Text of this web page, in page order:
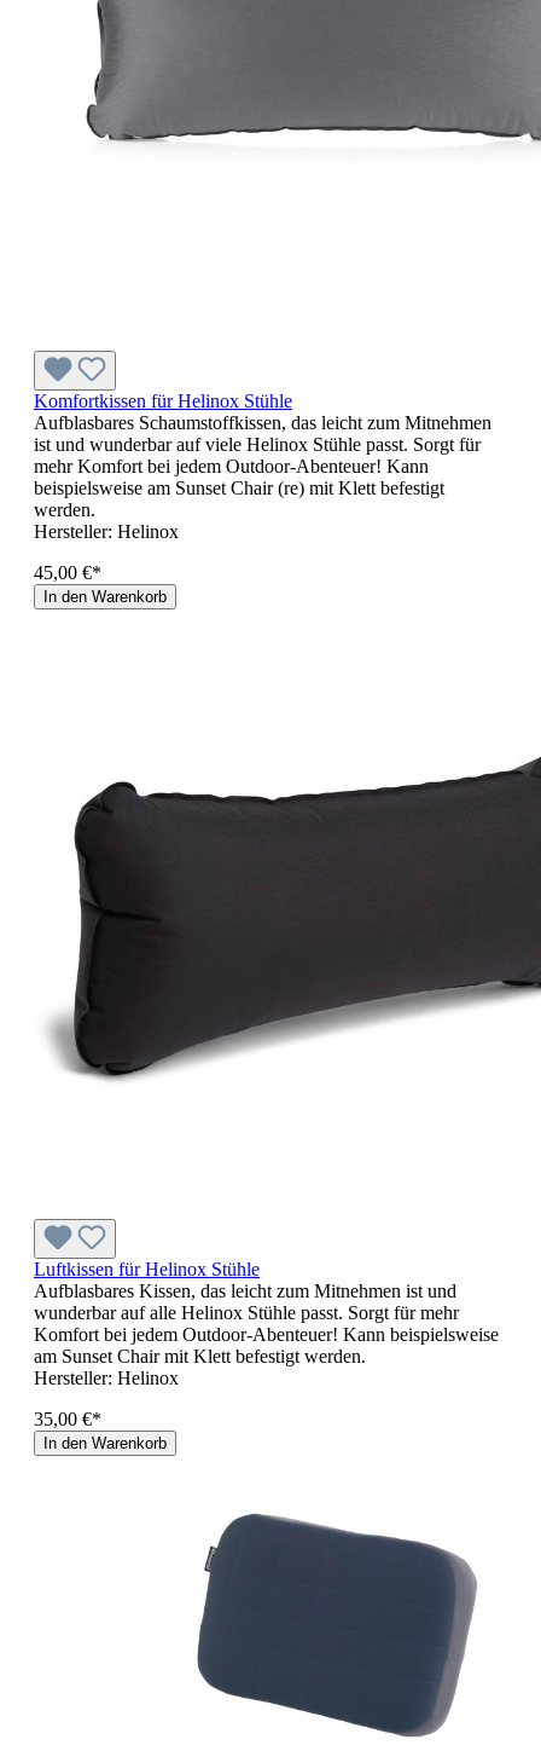
Komfortkissen für Helinox Stühle
Aufblasbares Schaumstoffkissen, das leicht zum Mitnehmen
ist und wunderbar auf viele Helinox Stühle passt. Sorgt für
mehr Komfort bei jedem Outdoor-Abenteuer! Kann
beispielsweise am Sunset Chair (re) mit Klett befestigt
werden.
Hersteller: Helinox
45,00 €*
In den Warenkorb
Luftkissen für Helinox Stühle
Aufblasbares Kissen, das leicht zum Mitnehmen ist und
wunderbar auf alle Helinox Stühle passt. Sorgt für mehr
Komfort bei jedem Outdoor-Abenteuer! Kann beispielsweise
am Sunset Chair mit Klett befestigt werden.
Hersteller: Helinox
35,00 €*
In den Warenkorb